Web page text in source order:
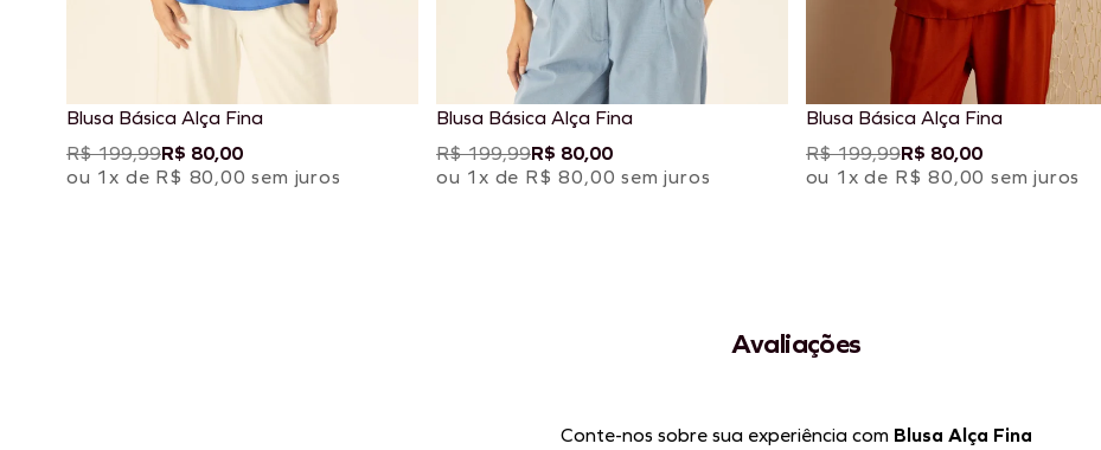
Blusa Básica Alça Fina
R$ 199,99R$ 80,00
ou 1x de R$ 80,00 sem juros
Blusa Básica Alça Fina
R$ 199,99R$ 80,00
ou 1x de R$ 80,00 sem juros
Blusa Básica Alça Fina
R$ 199,99R$ 80,00
ou 1x de R$ 80,00 sem juros
Avaliações
Conte-nos sobre sua experiência com Blusa Alça Fina